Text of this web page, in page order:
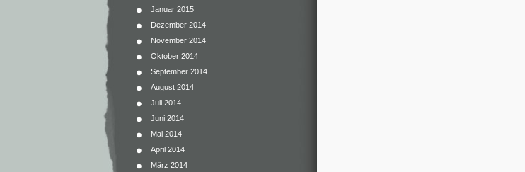
Januar 2015
Dezember 2014
November 2014
Oktober 2014
September 2014
August 2014
Juli 2014
Juni 2014
Mai 2014
April 2014
März 2014